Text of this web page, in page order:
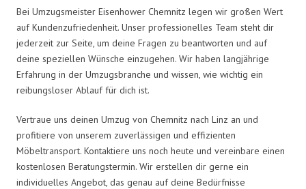
Bei Umzugsmeister Eisenhower Chemnitz legen wir großen Wert
auf Kundenzufriedenheit. Unser professionelles Team steht dir
jederzeit zur Seite, um deine Fragen zu beantworten und auf
deine speziellen Wünsche einzugehen. Wir haben langjährige
Erfahrung in der Umzugsbranche und wissen, wie wichtig ein
reibungsloser Ablauf für dich ist.
Vertraue uns deinen Umzug von Chemnitz nach Linz an und
profitiere von unserem zuverlässigen und effizienten
Möbeltransport. Kontaktiere uns noch heute und vereinbare einen
kostenlosen Beratungstermin. Wir erstellen dir gerne ein
individuelles Angebot, das genau auf deine Bedürfnisse